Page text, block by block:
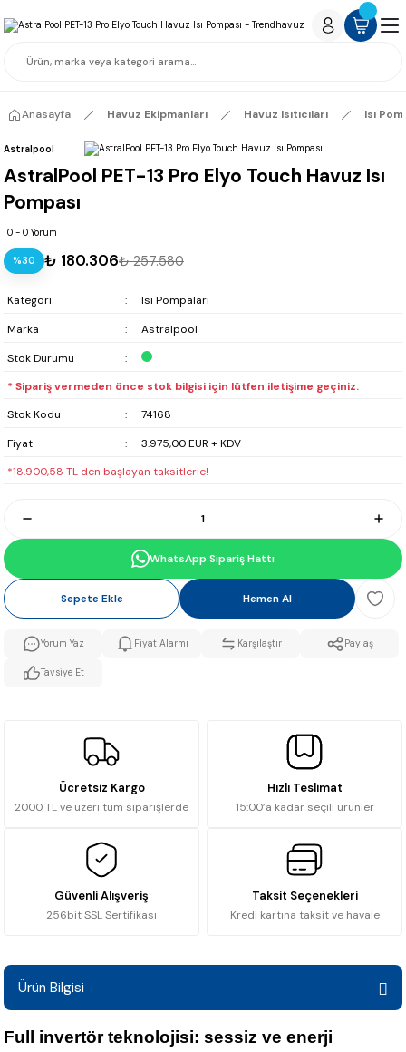
Anasayfa Havuz Ekipmanları Havuz Isıtıcıları Isı
Astralpool
AstralPool PET-13 Pro Elyo Touch Havuz Isı
Pompası
0 - 0 Yorum
%30 ₺ 180.306₺ 257.580
Kategori
Isı Pompaları
Marka
Astralpool
Stok Durumu
* Sipariş vermeden önce stok bilgisi için lütfen iletişime geçiniz.
Stok Kodu
74168
Fiyat
3.975,00 EUR + KDV
*18.900,58 TL den başlayan taksitlerle!
WhatsApp Sipariş Hattı
Sepete Ekle Hemen Al
Yorum Yaz Fiyat Alarmı Karşılaştır Paylaş
Tavsiye Et
Ücretsiz Kargo
2000 TL ve üzeri tüm siparişlerde
Hızlı Teslimat
15:00’a kadar seçili ürünler
Güvenli Alışveriş
256bit SSL Sertifikası
Taksit Seçenekleri
Kredi kartına taksit ve havale
Ürün Bilgisi
Full invertör teknolojisi: sessiz ve enerji